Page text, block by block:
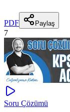
PDF Paylaş
7
Soru Çözümü